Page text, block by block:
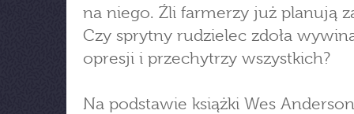
na niego. Źli farmerzy już planują
Czy sprytny rudzielec zdoła
opresji i przechytrzy wszystkich?
Na podstawie książki Wes Anderson